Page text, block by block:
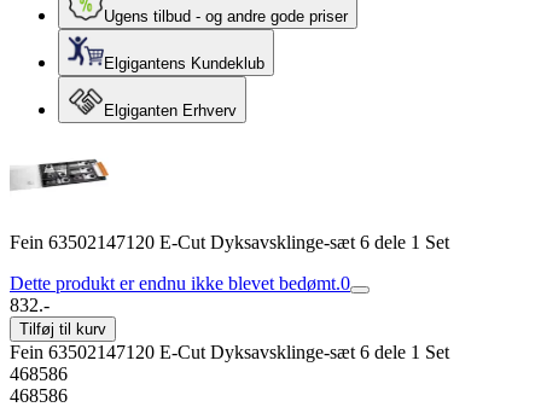
Ugens tilbud - og andre gode priser
Elgigantens Kundeklub
Elgiganten Erhverv
Fein 63502147120 E-Cut Dyksavsklinge-sæt 6 dele 1 Set
Dette produkt er endnu ikke blevet bedømt.0
832.-
Tilføj til kurv
Fein 63502147120 E-Cut Dyksavsklinge-sæt 6 dele 1 Set
468586
468586